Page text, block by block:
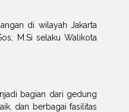
di wilayah Jakarta
M.Si selaku Walikota
bagian dari gedung
dan berbagai fasilitas